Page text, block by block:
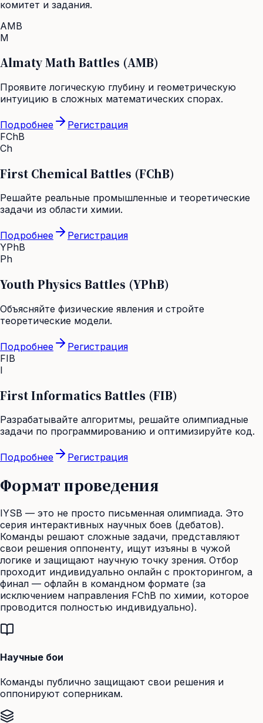
комитет и задания.
AMB
M
Almaty Math Battles (AMB)
Проявите логическую глубину и геометрическую
интуицию в сложных математических спорах.
Подробнее
Регистрация
FChB
Ch
First Chemical Battles (FChB)
Решайте реальные промышленные и теоретические
задачи из области химии.
Подробнее
Регистрация
YPhB
Ph
Youth Physics Battles (YPhB)
Объясняйте физические явления и стройте
теоретические модели.
Подробнее
Регистрация
FIB
I
First Informatics Battles (FIB)
Разрабатывайте алгоритмы, решайте олимпиадные
задачи по программированию и оптимизируйте код.
Подробнее Регистрация
Формат проведения
IYSB — это не просто письменная олимпиада. Это
серия интерактивных научных боев (дебатов).
Команды решают сложные задачи, представляют
свои решения оппоненту, ищут изъяны в чужой
логике и защищают научную точку зрения. Отбор
проходит индивидуально онлайн с прокторингом, а
финал — офлайн в командном формате (за
исключением направления FChB по химии, которое
проводится полностью индивидуально).
Научные бои
Команды публично защищают свои решения и
оппонируют соперникам.